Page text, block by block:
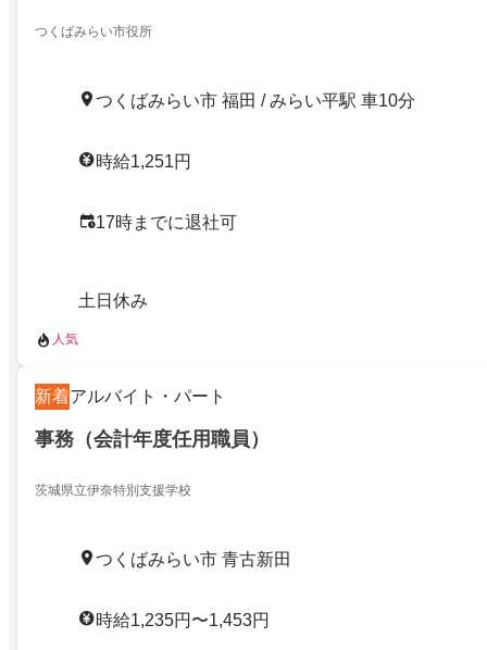
つくばみらい市役所
つくばみらい市 福田 / みらい平駅 車10分
時給1,251円
17時までに退社可
土日休み
人気
新着アルバイト・パート
事務（会計年度任用職員）
茨城県立伊奈特別支援学校
つくばみらい市 青古新田
時給1,235円〜1,453円